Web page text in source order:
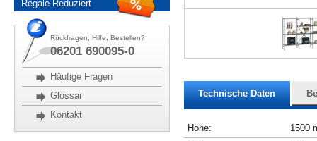
Regale Reduziert
Rückfragen, Hilfe, Bestellen?
06201 690095-0
Häufige Fragen
Glossar
Kontakt
Technische Daten
Höhe:
1500